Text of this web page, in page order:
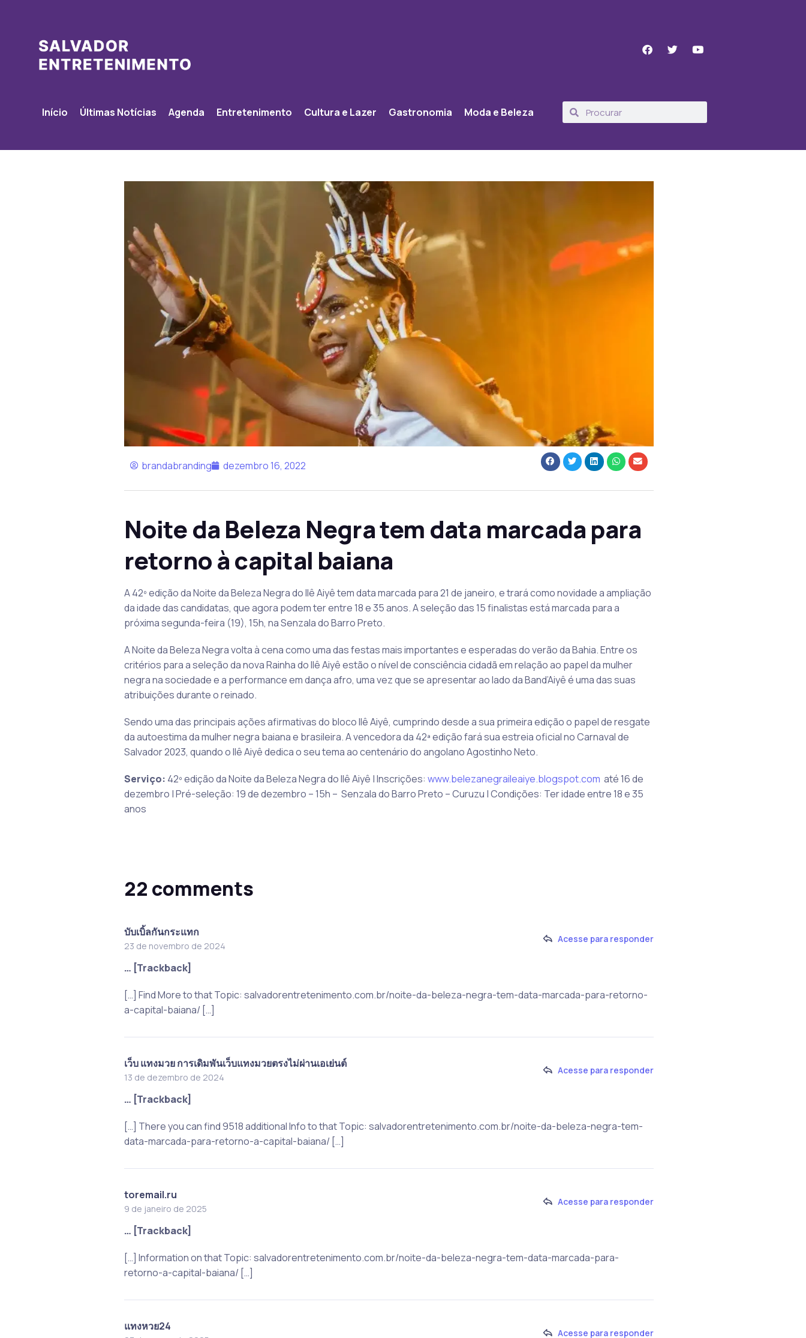
Início Últimas Notícias Agenda Entretenimento Cultura e Lazer Gastronomia Moda e Beleza
brandabranding dezembro 16, 2022
Noite da Beleza Negra tem data marcada para
retorno à capital baiana
A 42º edição da Noite da Beleza Negra do Ilê Aiyê tem data marcada para 21 de janeiro, e trará como novidade a ampliação
da idade das candidatas, que agora podem ter entre 18 e 35 anos. A seleção das 15 finalistas está marcada para a
próxima segunda-feira (19), 15h, na Senzala do Barro Preto.
A Noite da Beleza Negra volta à cena como uma das festas mais importantes e esperadas do verão da Bahia. Entre os
critérios para a seleção da nova Rainha do Ilê Aiyê estão o nível de consciência cidadã em relação ao papel da mulher
negra na sociedade e a performance em dança afro, uma vez que se apresentar ao lado da Band’Aiyê é uma das suas
atribuições durante o reinado.
Sendo uma das principais ações afirmativas do bloco Ilê Aiyê, cumprindo desde a sua primeira edição o papel de resgate
da autoestima da mulher negra baiana e brasileira. A vencedora da 42ª edição fará sua estreia oficial no Carnaval de
Salvador 2023, quando o Ilê Aiyê dedica o seu tema ao centenário do angolano Agostinho Neto.
Serviço: 42º edição da Noite da Beleza Negra do Ilê Aiyê | Inscrições: www.belezanegraileaiye.blogspot.com até 16 de
dezembro | Pré-seleção: 19 de dezembro – 15h – Senzala do Barro Preto – Curuzu | Condições: Ter idade entre 18 e 35
anos
22 comments
บับเบิ้ลกันกระแทก
23 de novembro de 2024
Acesse para responder
… [Trackback]
[…] Find More to that Topic: salvadorentretenimento.com.br/noite-da-beleza-negra-tem-data-marcada-para-retorno-
a-capital-baiana/ […]
เว็บ แทงมวย การเดิมพันเว็บแทงมวยตรงไม่ผ่านเอเย่นต์
13 de dezembro de 2024
Acesse para responder
… [Trackback]
[…] There you can find 9518 additional Info to that Topic: salvadorentretenimento.com.br/noite-da-beleza-negra-tem-
data-marcada-para-retorno-a-capital-baiana/ […]
toremail.ru
9 de janeiro de 2025
Acesse para responder
… [Trackback]
[…] Information on that Topic: salvadorentretenimento.com.br/noite-da-beleza-negra-tem-data-marcada-para-
retorno-a-capital-baiana/ […]
แทงหวย24
Acesse para responder